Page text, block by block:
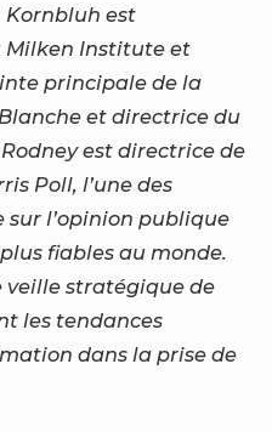
est
Milken Institute et
principale de la
et directrice du
est directrice de
Poll, l’une des
l’opinion publique
fiables au monde.
stratégique de
les tendances
dans la prise de